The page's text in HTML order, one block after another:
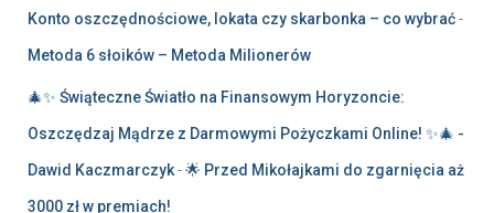
Konto oszczędnościowe, lokata czy skarbonka – co wybrać-
Metoda 6 słoików – Metoda Milionerów
🎄✨ Świąteczne Światło na Finansowym Horyzoncie:
Oszczędzaj Mądrze z Darmowymi Pożyczkami Online! ✨🎄 -
Dawid Kaczmarczyk-🌟 Przed Mikołajkami do zgarnięcia aż
3000 zł w premiach!